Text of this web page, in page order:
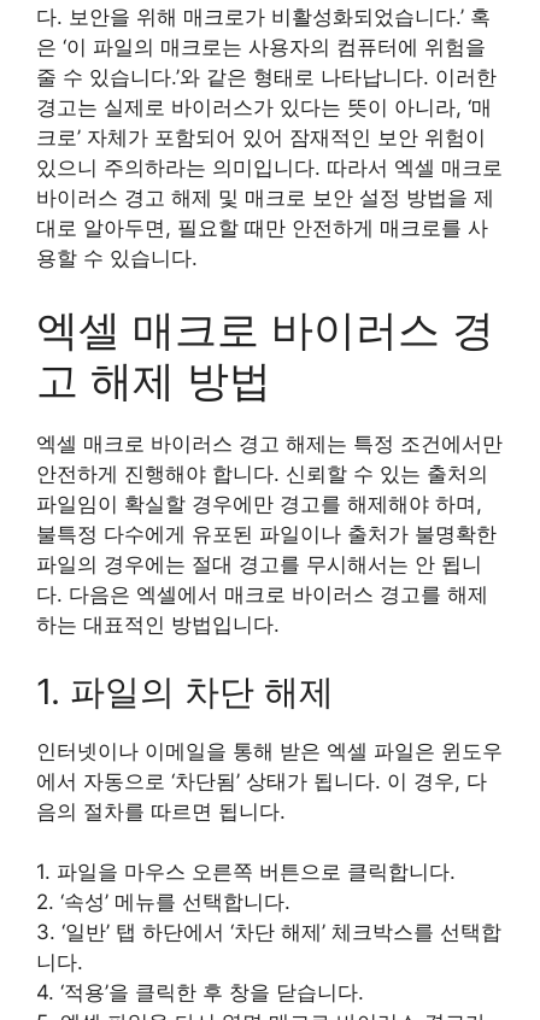
다. 보안을 위해 매크로가 비활성화되었습니다.’ 혹
은 ‘이 파일의 매크로는 사용자의 컴퓨터에 위험을
줄 수 있습니다.’와 같은 형태로 나타납니다. 이러한
경고는 실제로 바이러스가 있다는 뜻이 아니라, ‘매
크로’ 자체가 포함되어 있어 잠재적인 보안 위험이
있으니 주의하라는 의미입니다. 따라서 엑셀 매크로
바이러스 경고 해제 및 매크로 보안 설정 방법을 제
대로 알아두면, 필요할 때만 안전하게 매크로를 사
용할 수 있습니다.
엑셀 매크로 바이러스 경
고 해제 방법
엑셀 매크로 바이러스 경고 해제는 특정 조건에서만
안전하게 진행해야 합니다. 신뢰할 수 있는 출처의
파일임이 확실할 경우에만 경고를 해제해야 하며,
불특정 다수에게 유포된 파일이나 출처가 불명확한
파일의 경우에는 절대 경고를 무시해서는 안 됩니
다. 다음은 엑셀에서 매크로 바이러스 경고를 해제
하는 대표적인 방법입니다.
1. 파일의 차단 해제
인터넷이나 이메일을 통해 받은 엑셀 파일은 윈도우
에서 자동으로 ‘차단됨’ 상태가 됩니다. 이 경우, 다
음의 절차를 따르면 됩니다.
1. 파일을 마우스 오른쪽 버튼으로 클릭합니다.
2. ‘속성’ 메뉴를 선택합니다.
3. ‘일반’ 탭 하단에서 ‘차단 해제’ 체크박스를 선택합
니다.
4. ‘적용’을 클릭한 후 창을 닫습니다.